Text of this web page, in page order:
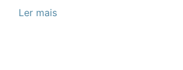
Ler mais